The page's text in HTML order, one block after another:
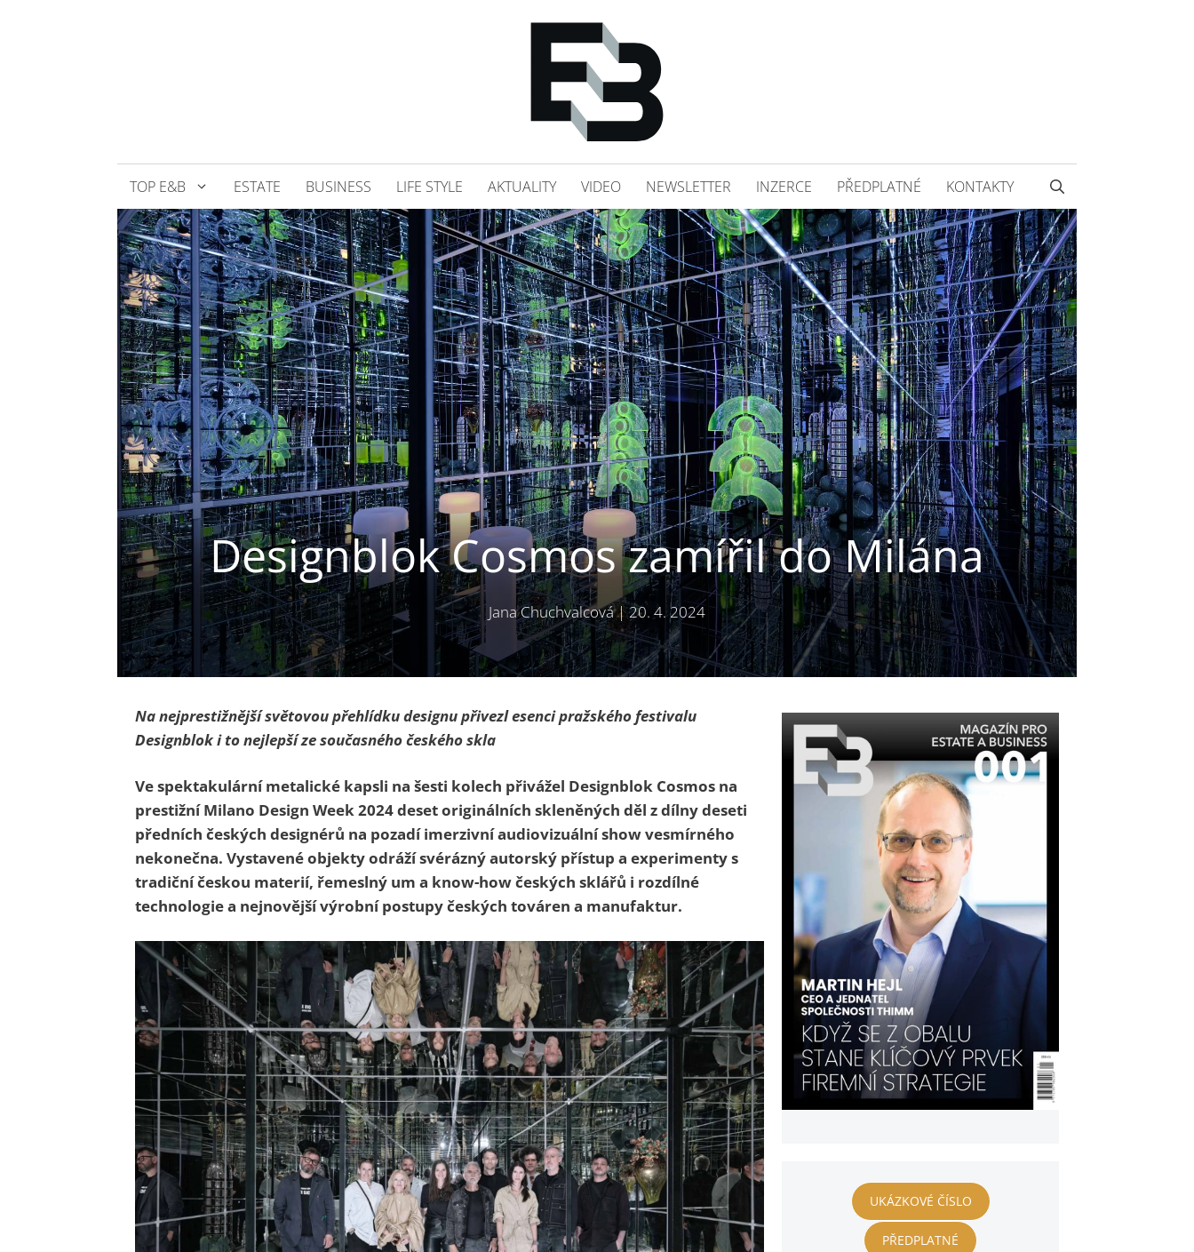
TOP E&B ESTATE BUSINESS LIFE STYLE AKTUALITY VIDEO NEWSLETTER INZERCE PŘEDPLATNÉ KONTAKTY
Designblok Cosmos zamířil do Milána
Jana Chuchvalcová|20. 4. 2024
Na nejprestižnější světovou přehlídku designu přivezl esenci pražského festivalu
Designblok i to nejlepší ze současného českého skla
Ve spektakulární metalické kapsli na šesti kolech přivážel Designblok Cosmos na
prestižní Milano Design Week 2024 deset originálních skleněných děl z dílny deseti
předních českých designérů na pozadí imerzivní audiovizuální show vesmírného
nekonečna. Vystavené objekty odráží svérázný autorský přístup a experimenty s
tradiční českou materií, řemeslný um a know-how českých sklářů i rozdílné
technologie a nejnovější výrobní postupy českých továren a manufaktur.
UKÁZKOVÉ ČÍSLO
PŘEDPLATNÉ